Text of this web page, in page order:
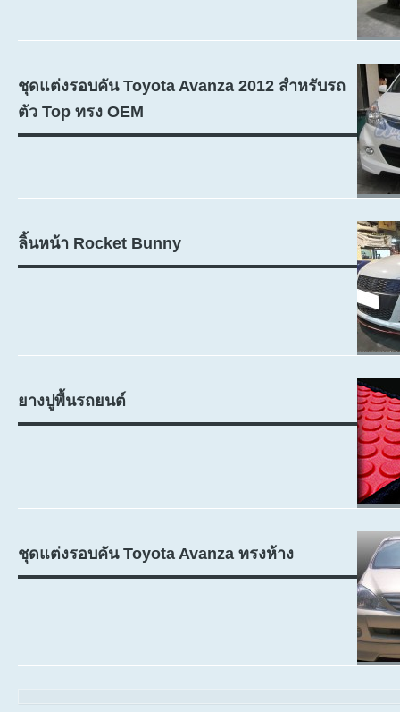
ชุดแต่งรอบคัน Toyota Avanza 2012 สำหรับรถ
ตัว Top ทรง OEM
ลิ้นหน้า Rocket Bunny
ยางปูพื้นรถยนต์
ชุดแต่งรอบคัน Toyota Avanza ทรงห้าง